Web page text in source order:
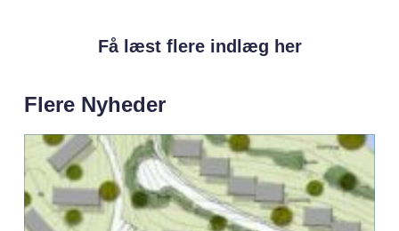
Få læst flere indlæg her
Flere Nyheder